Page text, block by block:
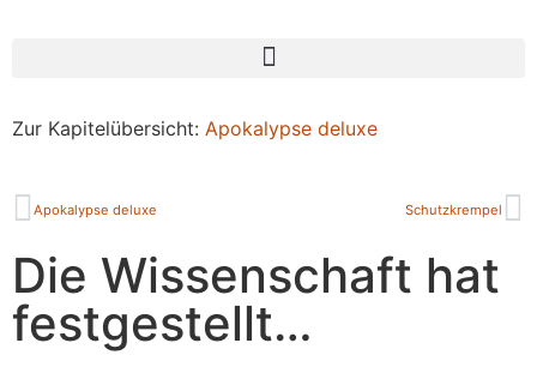
Zur Kapitelübersicht: Apokalypse deluxe
Apokalypse deluxe Schutzkrempel
Die Wissenschaft hat
festgestellt…